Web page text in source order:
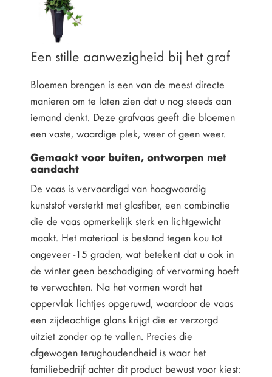
Een stille aanwezigheid bij het graf
Bloemen brengen is een van de meest directe
manieren om te laten zien dat u nog steeds aan
iemand denkt. Deze grafvaas geeft die bloemen
een vaste, waardige plek, weer of geen weer.
Gemaakt voor buiten, ontworpen met
aandacht
De vaas is vervaardigd van hoogwaardig
kunststof versterkt met glasfiber, een combinatie
die de vaas opmerkelijk sterk en lichtgewicht
maakt. Het materiaal is bestand tegen kou tot
ongeveer -15 graden, wat betekent dat u ook in
de winter geen beschadiging of vervorming hoeft
te verwachten. Na het vormen wordt het
oppervlak lichtjes opgeruwd, waardoor de vaas
een zijdeachtige glans krijgt die er verzorgd
uitziet zonder op te vallen. Precies die
afgewogen terughoudendheid is waar het
familiebedrijf achter dit product bewust voor kiest: